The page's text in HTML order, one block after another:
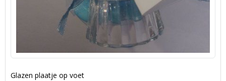
Glazen plaatje op voet